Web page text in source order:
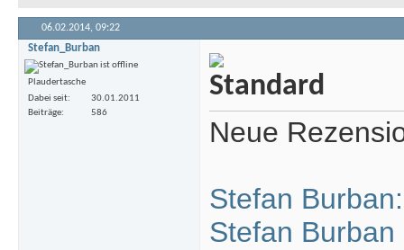
06.02.2014, 09:22
Stefan_Burban
Plaudertasche
Dabei seit
30.01.2011
Beiträge
586
Neue
Stefan
Stefan Burban